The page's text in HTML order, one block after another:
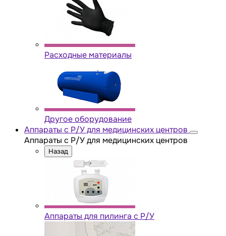
Расходные материалы
Другое оборудование
Аппараты с Р/У для медицинских центров
Аппараты с Р/У для медицинских центров
Назад
Аппараты для пилинга с Р/У